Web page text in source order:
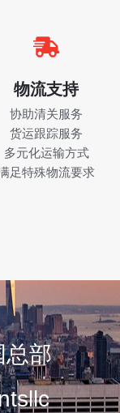
物流支持
协助清关服务
货运跟踪服务
多元化运输方式
足特殊物流要求
总部